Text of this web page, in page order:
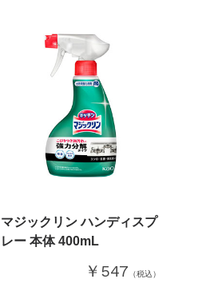
マジックリン ハンディスプ
レー 本体 400mL
￥547 （税込）